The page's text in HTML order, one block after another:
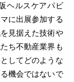
ヘルスケアパビ
に出展参加する
見据えた技術や
ち不動産業界も
してどのような
機会ではないで